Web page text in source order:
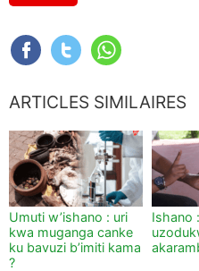
ARTICLES SIMILAIRES
Umuti w’ishano : uri
kwa muganga canke
ku bavuzi b’imiti kama
?
Ishano